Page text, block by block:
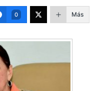
0 Más